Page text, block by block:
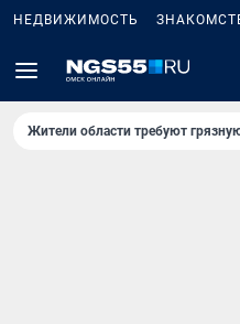
НЕДВИЖИМОСТЬ
Жители области требуют